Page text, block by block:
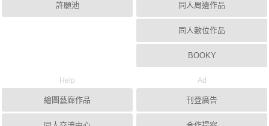
許願池 同人周邊作品
同人數位作品
BOOKY
Help
繪圖藝廊作品
Ad
刊登廣告